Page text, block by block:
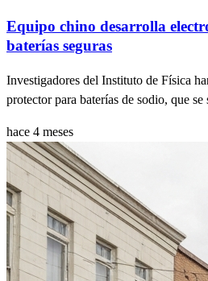
Equipo chino desarrolla
baterías seguras
Investigadores del Instituto de Física
protector para baterías de sodio, que
hace 4 meses